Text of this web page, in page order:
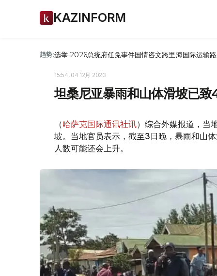
KAZINFORM
趋势:选举-2026总统府任免事件国情咨文跨里海国际运输
15:54, 04 12月 2023
坦桑尼亚暴雨和山体滑坡已
（哈萨克国际通讯社讯）综合外媒报道，当
坡。当地官员表示，截至3日晚，暴雨和山
人数可能还会上升。